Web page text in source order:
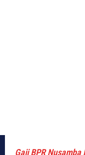
Gaji BPR Nusamba